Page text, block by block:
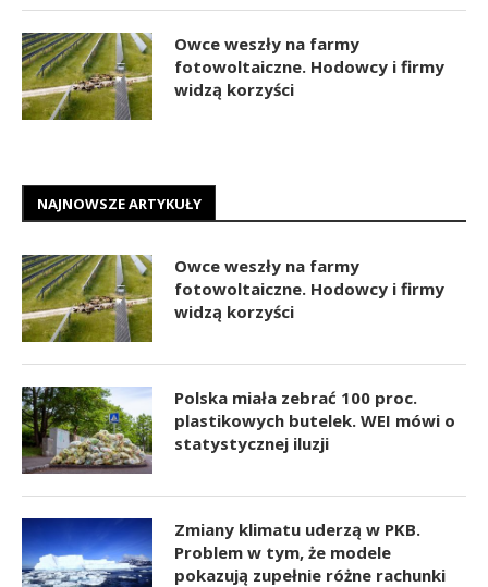
Owce weszły na farmy
fotowoltaiczne. Hodowcy i firmy
widzą korzyści
NAJNOWSZE ARTYKUŁY
Owce weszły na farmy
fotowoltaiczne. Hodowcy i firmy
widzą korzyści
Polska miała zebrać 100 proc.
plastikowych butelek. WEI mówi o
statystycznej iluzji
Zmiany klimatu uderzą w PKB.
Problem w tym, że modele
pokazują zupełnie różne rachunki